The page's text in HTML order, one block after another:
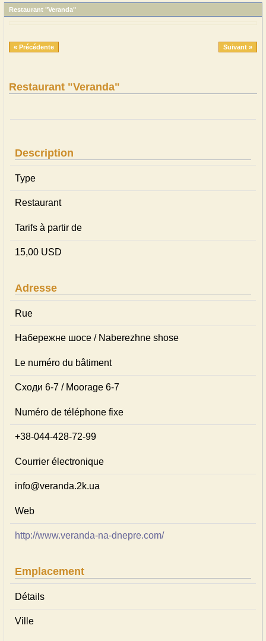
Restaurant "Veranda"
« Précédente Suivant »
Restaurant "Veranda"
Description
Type
Restaurant
Tarifs à partir de
15,00 USD
Adresse
Rue
Набережне шосе / Naberezhne shose
Le numéro du bâtiment
Сходи 6-7 / Moorage 6-7
Numéro de téléphone fixe
+38-044-428-72-99
Courrier électronique
info@veranda.2k.ua
Web
http://www.veranda-na-dnepre.com/
Emplacement
Détails
Ville